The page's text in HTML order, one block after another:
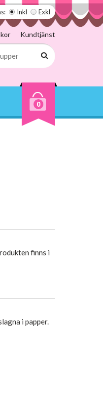
Inkl Exkl
Kundtjänst
0
finns i
i papper.